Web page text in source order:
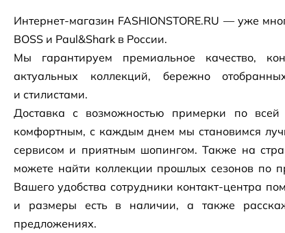
Интернет-магазин FASHIONSTORE.RU — уже
BOSS и Paul&Shark в России.
Мы гарантируем премиальное качество,
актуальных коллекций, бережно
и стилистами.
Доставка с возможностью примерки по всей
комфортным, с каждым днем мы становимся
сервисом и приятным шопингом. Также на
можете найти коллекции прошлых сезонов по
Вашего удобства сотрудники контакт-центра
и размеры есть в наличии, а также
предложениях.